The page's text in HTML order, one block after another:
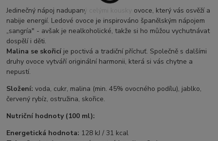
Jedinečný nápoj nadupaný celými kousky ovoce, který vás osvěží a
nabije energií. Ledové ovoce je inspirováno španělským nápojem
„sangría" - avšak je nealkoholické, takže si ho můžou vychutnávat
dospělí i děti.
Malina se skořicí je poctivá a tradiční příchuť. Společně s dalšími
druhy ovoce vytváří originální harmonii, která si vás chytne a
nepustí.
Složení:voda, cukr, malina (min. 45% ovocného podílu), jablko,
červený rybíz, ostružina, skořice.
Nutriční hodnoty (100 ml):
Energetická hodnota: 128 kJ / 31 kcal